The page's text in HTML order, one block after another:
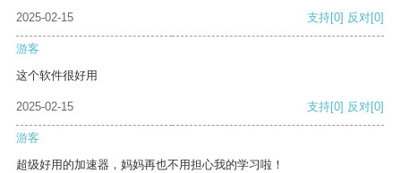
2025-02-15 支持[0] 反对[0]
游客
这个软件很好用
2025-02-15 支持[0] 反对[0]
游客
超级好用的加速器，妈妈再也不用担心我的学习啦！